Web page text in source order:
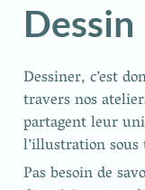
Dessin
Dessiner, c’est
travers nos
partagent leur
l’illustration sous
Pas besoin de